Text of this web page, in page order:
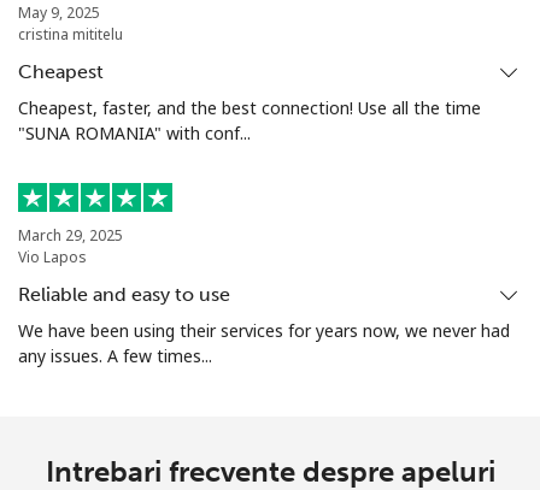
May 9, 2025
cristina mititelu
Cheapest
Cheapest, faster, and the best connection! Use all the time
"SUNA ROMANIA" with conf...
March 29, 2025
Vio Lapos
Reliable and easy to use
We have been using their services for years now, we never had
any issues. A few times...
Intrebari frecvente despre apeluri